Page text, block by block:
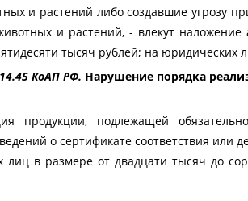
и растений либо создавшие угрозу
и растений, - влекут
тысяч рублей; на юридических
КоАП РФ. Нарушение порядка
продукции, подлежащей
о сертификате соответствия или
лиц в размере от двадцати тысяч до